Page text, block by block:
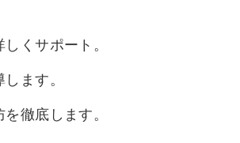
くサポート。
ます。
徹底します。